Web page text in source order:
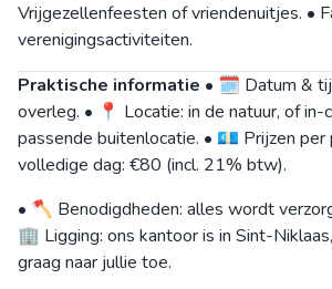
Vrijgezellenfeesten of vriendenuitjes. •
verenigingsactiviteiten.
Praktische informatie • 🗓️ Datum &
overleg. • 📍 Locatie: in de natuur, of in-
passende buitenlocatie. • 💶 Prijzen per
volledige dag: €80 (incl. 21% btw).
• 🪓 Benodigdheden: alles wordt
🏢 Ligging: ons kantoor is in Sint-
graag naar jullie toe.